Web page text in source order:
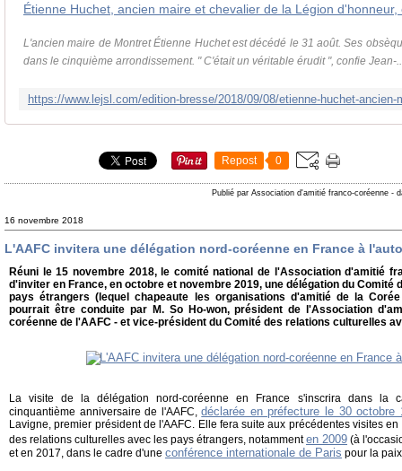
Étienne Huchet, ancien maire et chevalier de la Légion d'honneur,
L'ancien maire de Montret Étienne Huchet est décédé le 31 août. Ses
dans le cinquième arrondissement. " C'était un véritable érudit ", confie Jean-
Repost 0
Publié par Association d'amitié franco-coréenne -
16 novembre 2018
L'AAFC invitera une délégation nord-coréenne en France à
Réuni le 15 novembre 2018, le comité national de l'Association d'amitié
d'inviter en France, en octobre et novembre 2019, une délégation du
pays étrangers (lequel chapeaute les organisations d'amitié de la
pourrait être conduite par M. So Ho-won, président de l'Association
coréenne de l'AAFC - et vice-président du Comité des relations culturelles
La visite de la délégation nord-coréenne en France s'inscrira dans la
cinquantième anniversaire de l'AAFC,déclarée en préfecture le 30 octobre
Lavigne, premier président de l'AAFC. Elle fera suite aux précédentes visites
des relations culturelles avec les pays étrangers, notammenten 2009 (à
et en 2017, dans le cadre d'une conférence internationale de Paris pour la